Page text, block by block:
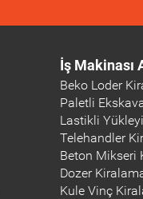
İş Makinası
Beko Loder
Paletli
Lastikli
Telehandler
Beton Mikseri
Dozer
Kule Vinç